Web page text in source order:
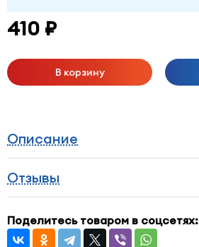
410 ₽
В корзину
Описание
Отзывы
Поделитесь товаром в соцсетях: